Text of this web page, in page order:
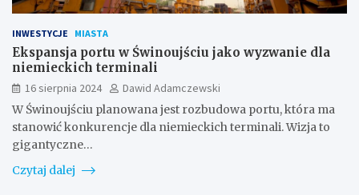
INWESTYCJE MIASTA
Ekspansja portu w Świnoujściu jako wyzwanie dla
niemieckich terminali
16 sierpnia 2024
Dawid Adamczewski
W Świnoujściu planowana jest rozbudowa portu, która ma
stanowić konkurencje dla niemieckich terminali. Wizja to
gigantyczne…
Czytaj dalej